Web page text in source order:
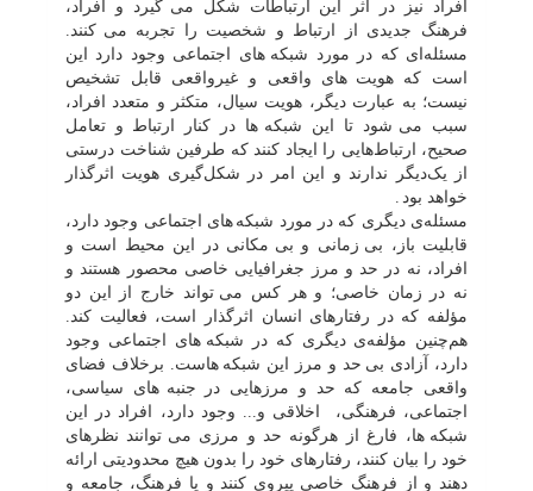
افراد نیز در اثر این ارتباطات شکل می گیرد و افراد،
فرهنگ جدیدی از ارتباط و شخصیت را تجربه می کنند.
مسئله‌ای که در مورد شبکه های اجتماعی وجود دارد این
است که هویت های واقعی و غیرواقعی قابل تشخیص
نیست؛ به عبارت دیگر، هویت سیال، متکثر و متعدد افراد،
سبب می شود تا این شبکه ها در کنار ارتباط و تعامل
صحیح، ارتباط‌هایی را ایجاد کنند که طرفین شناخت درستی
از یک‌دیگر ندارند و این امر در شکل‌گیری هویت اثرگذار
خواهد بود .
مسئله‌ی دیگری که در مورد شبکه های اجتماعی وجود دارد،
قابلیت باز، بی زمانی و بی مکانی در این محیط است و
افراد، نه در حد و مرز جغرافیایی خاصی محصور هستند و
نه در زمان خاصی؛ و هر کس می تواند خارج از این دو
مؤلفه که در رفتارهای انسان اثرگذار است، فعالیت کند.
هم‌چنین مؤلفه‌ی دیگری که در شبکه های اجتماعی وجود
دارد، آزادی بی حد و مرز این شبکه هاست. برخلاف فضای
واقعی جامعه که حد و مرزهایی در جنبه های سیاسی،
اجتماعی، فرهنگی، اخلاقی و... وجود دارد، افراد در این
شبکه ها، فارغ از هرگونه حد و مرزی می توانند نظرهای
خود را بیان کنند، رفتارهای خود را بدون هیچ محدودیتی ارائه
دهند و از فرهنگ خاصی پیروی کنند و یا فرهنگ، جامعه و